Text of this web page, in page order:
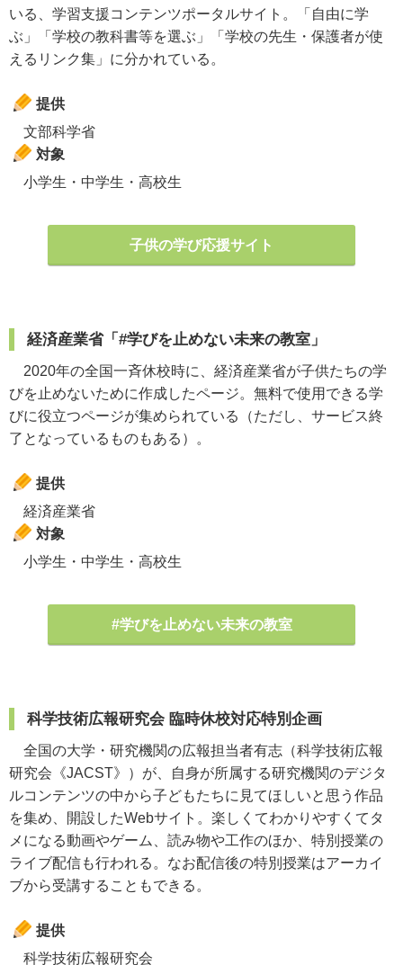
いる、学習支援コンテンツポータルサイト。「自由に学
ぶ」「学校の教科書等を選ぶ」「学校の先生・保護者が使
えるリンク集」に分かれている。
提供
文部科学省
対象
小学生・中学生・高校生
子供の学び応援サイト
経済産業省「#学びを止めない未来の教室」
2020年の全国一斉休校時に、経済産業省が子供たちの学
びを止めないために作成したページ。無料で使用できる学
びに役立つページが集められている（ただし、サービス終
了となっているものもある）。
提供
経済産業省
対象
小学生・中学生・高校生
#学びを止めない未来の教室
科学技術広報研究会 臨時休校対応特別企画
全国の大学・研究機関の広報担当者有志（科学技術広報
研究会《JACST》）が、自身が所属する研究機関のデジタ
ルコンテンツの中から子どもたちに見てほしいと思う作品
を集め、開設したWebサイト。楽しくてわかりやすくてタ
メになる動画やゲーム、読み物や工作のほか、特別授業の
ライブ配信も行われる。なお配信後の特別授業はアーカイ
ブから受講することもできる。
提供
科学技術広報研究会